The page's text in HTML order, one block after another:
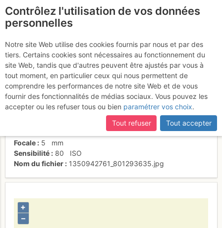
Summit04
Date/heure
1 janv. 2012 00:00
Contributeur
Eliana
Type d'image (licence)
individuel (CC by-nc-nd)
Nom de l'APN
Canon IXUS 130
s
Focale
5
mm
Sensibilité
80
ISO
Nom du fichier
1350942761_801293635.jpg
+
–
Contrôlez l'utilisation de vos données
personnelles
Notre site Web utilise des cookies fournis par nous et par des
tiers. Certains cookies sont nécessaires au fonctionnement du
site Web, tandis que d'autres peuvent être ajustés par vous à
tout moment, en particulier ceux qui nous permettent de
comprendre les performances de notre site Web et de vous
fournir des fonctionnalités de médias sociaux. Vous pouvez les
accepter ou les refuser tous ou bien paramétrer vos choix.
Tout refuser
Tout accepter